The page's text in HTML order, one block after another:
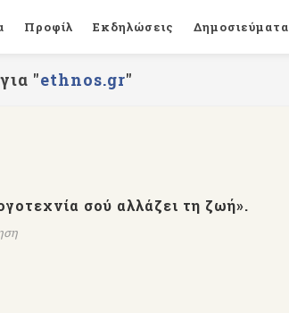
Προφίλ Εκδηλώσεις Δημοσιεύματα
"ethnos.gr"
σού αλλάζει τη ζωή».